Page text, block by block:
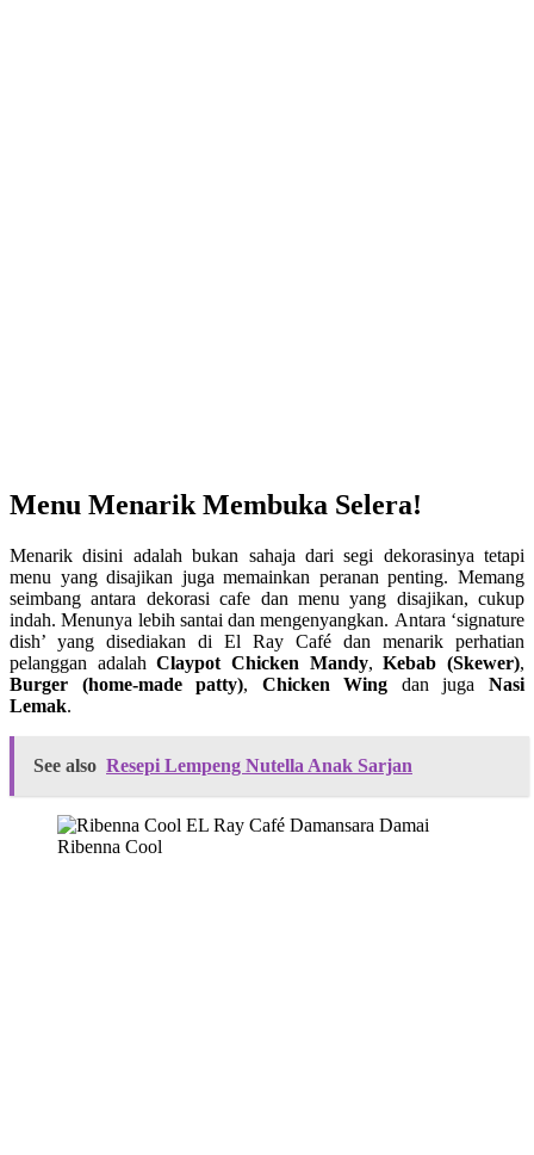
Menu Menarik Membuka Selera!
Menarik disini adalah bukan sahaja dari segi dekorasinya tetapi
menu yang disajikan juga memainkan peranan penting. Memang
seimbang antara dekorasi cafe dan menu yang disajikan, cukup
indah. Menunya lebih santai dan mengenyangkan. Antara ‘signature
dish’ yang disediakan di El Ray Café dan menarik perhatian
pelanggan adalahClaypot Chicken Mandy,Kebab (Skewer),
Burger (home-made patty), Chicken Wing dan jugaNasi
Lemak.
See also Resepi Lempeng Nutella Anak Sarjan
Ribenna Cool